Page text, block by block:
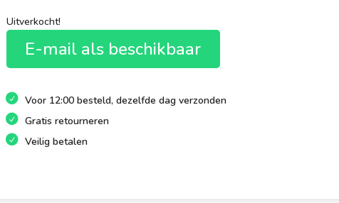
Uitverkocht!
E-mail als beschikbaar
Voor 12:00 besteld, dezelfde dag verzonden
Gratis retourneren
Veilig betalen